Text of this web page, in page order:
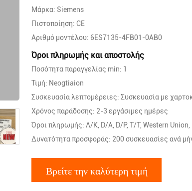
Μάρκα: Siemens
Πιστοποίηση: CE
Αριθμό μοντέλου: 6ES7135-4FB01-0AB0
Όροι πληρωμής και αποστολής
Ποσότητα παραγγελίας min: 1
Τιμή: Neogtiaion
Συσκευασία λεπτομέρειες: Συσκευασία με
Χρόνος παράδοσης: 2-3 εργάσιμες ημέρες
Όροι πληρωμής: Λ/Κ, D/A, D/P, T/T, Western Union,
Δυνατότητα προσφοράς: 200 συσκευασίες ανά
Βρείτε την καλύτερη τιμή